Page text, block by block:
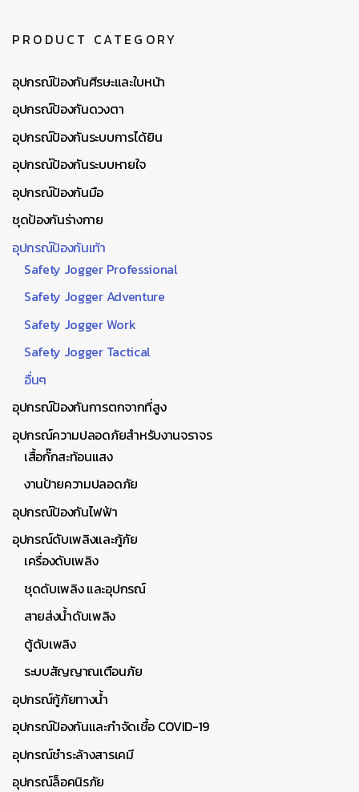
PRODUCT CATEGORY
อุปกรณ์ป้องกันศีรษะและใบหน้า
อุปกรณ์ป้องกันดวงตา
อุปกรณ์ป้องกันระบบการได้ยิน
อุปกรณ์ป้องกันระบบหายใจ
อุปกรณ์ป้องกันมือ
ชุดป้องกันร่างกาย
อุปกรณ์ป้องกันเท้า
Safety Jogger Professional
Safety Jogger Adventure
Safety Jogger Work
Safety Jogger Tactical
อื่นๆ
อุปกรณ์ป้องกันการตกจากที่สูง
อุปกรณ์ความปลอดภัยสำหรับงานจราจร
เสื้อกั๊กสะท้อนแสง
งานป้ายความปลอดภัย
อุปกรณ์ป้องกันไฟฟ้า
อุปกรณ์ดับเพลิงและกู้ภัย
เครื่องดับเพลิง
ชุดดับเพลิง และอุปกรณ์
สายส่งน้ำดับเพลิง
ตู้ดับเพลิง
ระบบสัญญาณเตือนภัย
อุปกรณ์กู้ภัยทางน้ำ
อุปกรณ์ป้องกันและกำจัดเชื้อ COVID-19
อุปกรณ์ชำระล้างสารเคมี
อุปกรณ์ล็อคนิรภัย